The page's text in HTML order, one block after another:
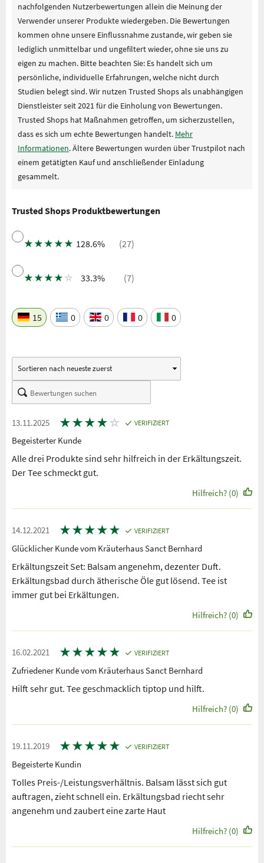
nachfolgenden Nutzerbewertungen allein die Meinung der
Verwender unserer Produkte wiedergeben. Die Bewertungen
kommen ohne unsere Einflussnahme zustande, wir geben sie
lediglich unmittelbar und ungefiltert wieder, ohne sie uns zu
eigen zu machen. Bitte beachten Sie: Es handelt sich um
persönliche, individuelle Erfahrungen, welche nicht durch
Studien belegt sind. Wir nutzen Trusted Shops als unabhängigen
Dienstleister seit 2021 für die Einholung von Bewertungen.
Trusted Shops hat Maßnahmen getroffen, um sicherzustellen,
dass es sich um echte Bewertungen handelt. Mehr
Informationen. Ältere Bewertungen wurden über Trustpilot nach
einem getätigten Kauf und anschließender Einladung
gesammelt.
Trusted Shops Produktbewertungen
★ ★ ★ ★ ★ 128.6% (27)
★ ★ ★ ★ ☆ 33.3% (7)
15 0 0 0 0
13.11.2025 ★★★★ ☆ VERIFIZIERT
Begeisterter Kunde
Alle drei Produkte sind sehr hilfreich in der Erkältungszeit.
Der Tee schmeckt gut.
Hilfreich? (0)
14.12.2021 ★★★★★ VERIFIZIERT
Glücklicher Kunde vom Kräuterhaus Sanct Bernhard
Erkältungszeit Set: Balsam angenehm, dezenter Duft.
Erkältungsbad durch ätherische Öle gut lösend. Tee ist
immer gut bei Erkältungen.
Hilfreich? (0)
16.02.2021 ★★★★★ VERIFIZIERT
Zufriedener Kunde vom Kräuterhaus Sanct Bernhard
Hilft sehr gut. Tee geschmacklich tiptop und hilft.
Hilfreich? (0)
19.11.2019 ★★★★★ VERIFIZIERT
Begeisterte Kundin
Tolles Preis-/Leistungsverhältnis. Balsam lässt sich gut
auftragen, zieht schnell ein. Erkältungsbad riecht sehr
angenehm und zaubert eine zarte Haut
Hilfreich? (0)